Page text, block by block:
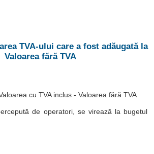
TVA-ului care a fost adăugată la
Valoarea fără TVA
cu TVA inclus - Valoarea fără TVA
de operatori, se virează la bugetul